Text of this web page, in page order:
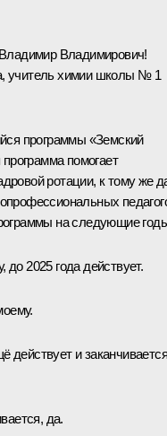
Владимирович!
учитель химии школы № 1
программы «Земский
помогает
ротации, к тому же
на следующие
до 2025 года действует.
действует и
да.